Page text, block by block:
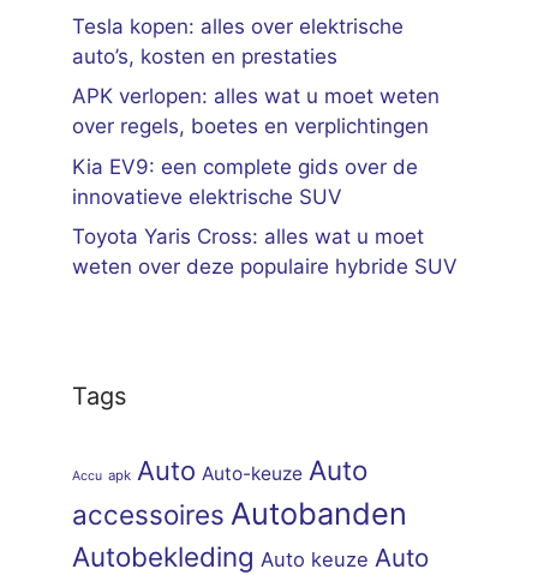
Tesla kopen: alles over elektrische
auto’s, kosten en prestaties
APK verlopen: alles wat u moet weten
over regels, boetes en verplichtingen
Kia EV9: een complete gids over de
innovatieve elektrische SUV
Toyota Yaris Cross: alles wat u moet
weten over deze populaire hybride SUV
Tags
Accu apk Auto Auto-keuze Auto
accessoires Autobanden
Autobekleding Auto keuze Auto